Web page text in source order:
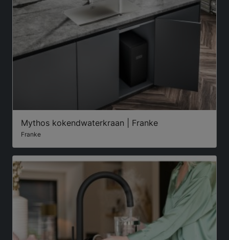
Mythos kokendwaterkraan | Franke
Franke